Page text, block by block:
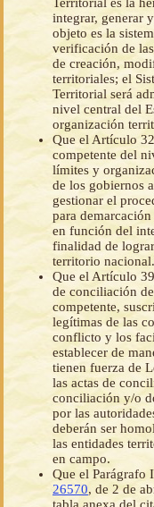
integrar, generar
objeto es la
verificación de
de creación,
territoriales; el
Territorial será
nivel central del
organización
Que el Artículo
competente del
límites y
de los gobiernos
gestionar el
para
en función del
finalidad de
territorio nacional.
Que el Artículo
de conciliación
competente,
legítimas de las
conflicto y los
establecer de
tienen fuerza de
las actas de
conciliación y/o
por las
deberán ser
las entidades
en campo.
Que el Parágrafo
26570, de 2 de